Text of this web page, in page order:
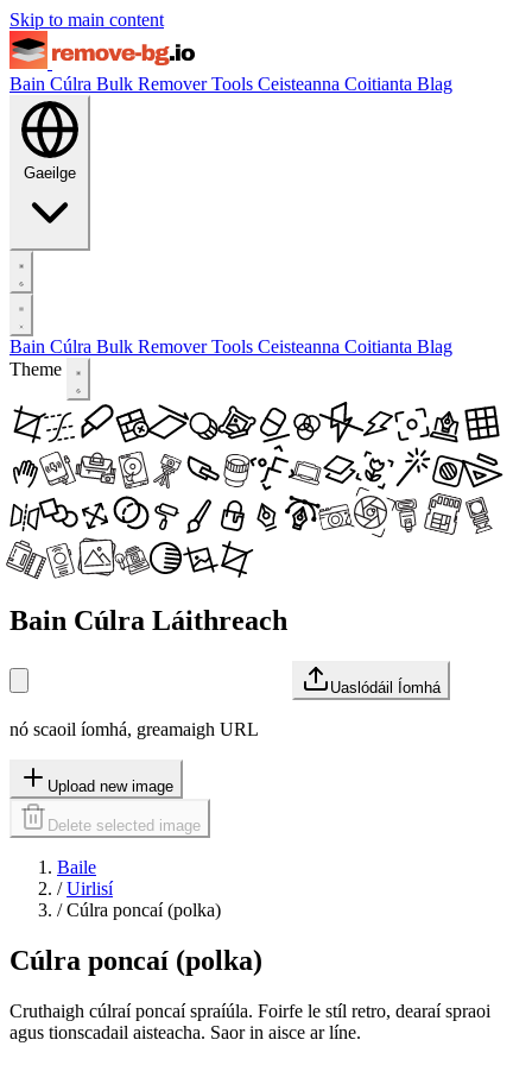
Skip to main content
Bain Cúlra Bulk RemoverTools Ceisteanna Coitianta Blag
Gaeilge
Bain Cúlra Bulk RemoverTools Ceisteanna Coitianta Blag
Theme
Bain Cúlra Láithreach
Uaslódáil Íomhá
nó scaoil íomhá, greamaigh URL
Upload new image
Delete selected image
Baile
/ Uirlisí
/ Cúlra poncaí (polka)
Cúlra poncaí (polka)
Cruthaigh cúlraí poncaí spraíúla. Foirfe le stíl retro, dearaí spraoi
agus tionscadail aisteacha. Saor in aisce ar líne.